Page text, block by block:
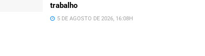
trabalho
5 DE AGOSTO DE 2026, 16:08H